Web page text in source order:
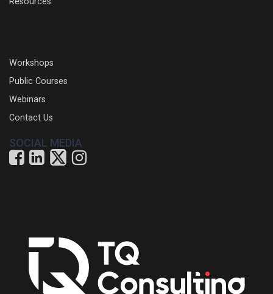
Workshops
Public Courses
Webinars
Contact Us
SOCIAL MEDIA